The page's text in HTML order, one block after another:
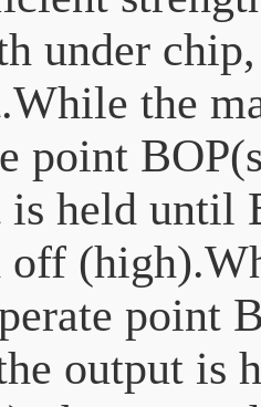
under
the
point
is held until
off
point
output is